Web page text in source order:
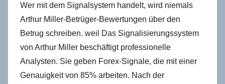
Wer mit dem Signalsystem handelt, wird niemals
Arthur Miller-Betrüger-Bewertungen über den
Betrug schreiben. weil Das Signalisierungssystem
von Arthur Miller beschäftigt professionelle
Analysten. Sie geben Forex-Signale, die mit einer
Genauigkeit von 85% arbeiten. Nach der